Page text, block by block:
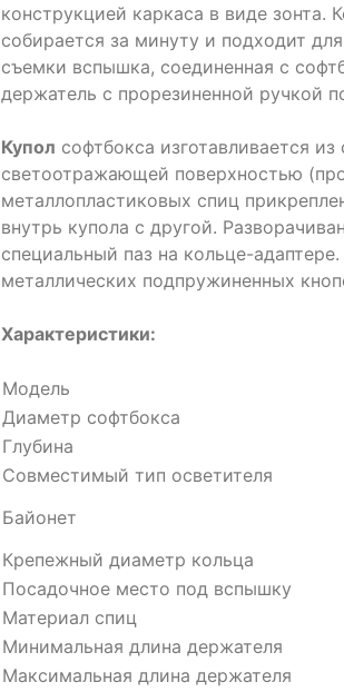
конструкцией каркаса в виде зонта.
собирается за минуту и подходит
съемки вспышка, соединенная с
держатель с прорезиненной ручкой
Купол софтбокса изготавливается
светоотражающей поверхностью
металлопластиковых спиц
внутрь купола с другой.
специальный паз на кольце-
металлических подпружиненных
Характеристики:
Модель
Диаметр софтбокса
Глубина
Совместимый тип осветителя
Байонет
Крепежный диаметр кольца
Посадочное место под вспышку
Материал спиц
Минимальная длина держателя
Максимальная длина держателя